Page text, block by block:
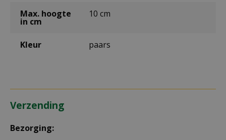
Max. hoogte
in cm
10 cm
Kleur paars
Verzending
Bezorging: